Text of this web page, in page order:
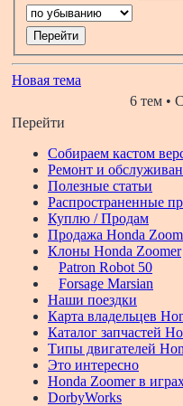
Новая тема
6 тем •
Перейти
Собираем кастом
Ремонт и
Полезные статьи
Распространенные
Куплю / Продам
Продажа Honda
Клоны Honda Zoomer
Patron Robot 50
Forsage Marsian
Наши поездки
Карта владельцев
Каталог запчастей
Типы двигателей
Это интересно
Honda Zoomer в
DorbyWorks